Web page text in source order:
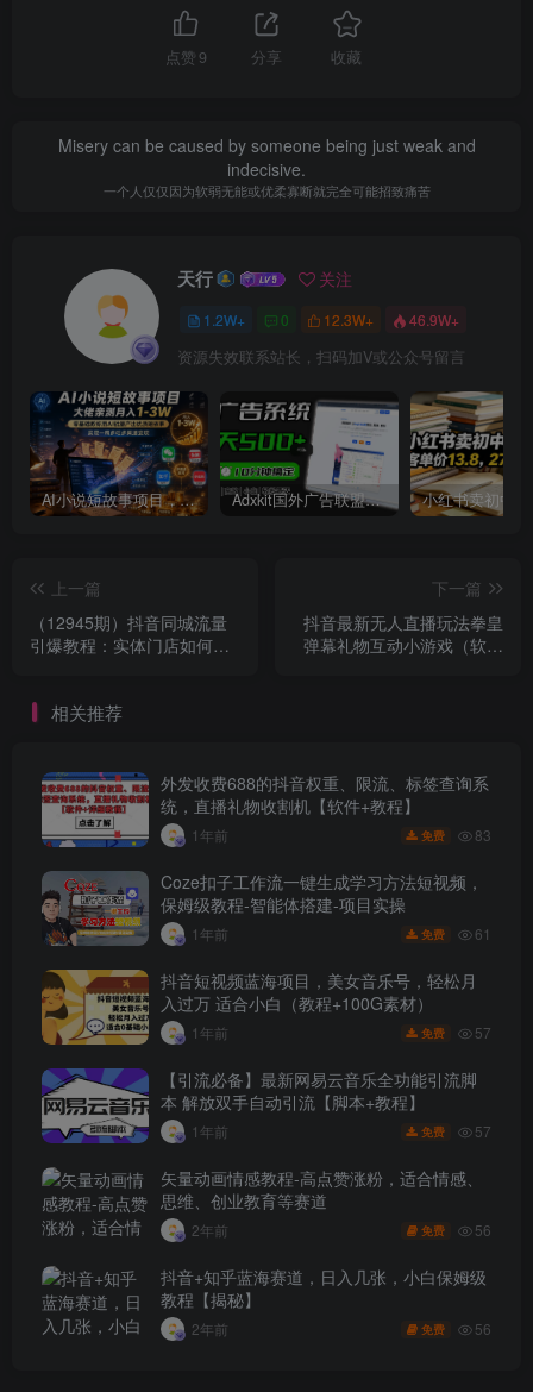
点赞 9 分享 收藏
Misery can be caused by someone being just weak and
indecisive.
一个人仅仅因为软弱无能或优柔寡断就完全可能招致痛苦
天行 关注
1.2W+ 0 12.3W+ 46.9W+
资源失效联系站长，扫码加V或公众号留言
AI小说短故事项目，大佬亲测月入1-3W，零基础教你用AI批量产出优质短故事，实现一稿多吃多渠道变现 Adxkit国外广告联盟系统，一天上500+广告，让你的投放更加高效简单！
上一篇
（12945期）抖音同城流量
引爆教程：实体门店如何运
下一篇
抖音最新无人直播玩法拳皇
弹幕礼物互动小游戏（软件
相关推荐
外发收费688的抖音权重、限流、标签查询系
统，直播礼物收割机【软件+教程】
1年前 免费 83
Coze扣子工作流一键生成学习方法短视频，
保姆级教程-智能体搭建-项目实操
1年前 免费 61
抖音短视频蓝海项目，美女音乐号，轻松月
入过万 适合小白（教程+100G素材）
1年前 免费 57
【引流必备】最新网易云音乐全功能引流脚
本 解放双手自动引流【脚本+教程】
1年前 免费 57
矢量动画情感教程-高点赞涨粉，适合情感、
思维、创业教育等赛道
2年前 免费 56
抖音+知乎蓝海赛道，日入几张，小白保姆级
教程【揭秘】
2年前 免费 56